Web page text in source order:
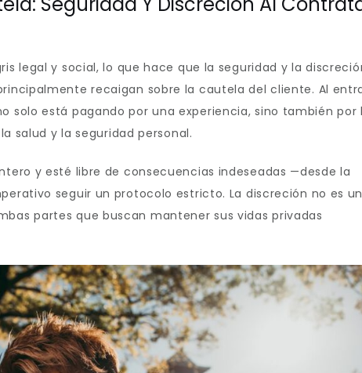
legal y social, lo que hace que la seguridad y la
recaigan sobre la cautela del cliente. Al
solo está pagando por una experiencia, sino también por
salud y la seguridad personal.
y esté libre de consecuencias indeseadas —desde la
seguir un protocolo estricto. La discreción no es
partes que buscan mantener sus vidas privadas